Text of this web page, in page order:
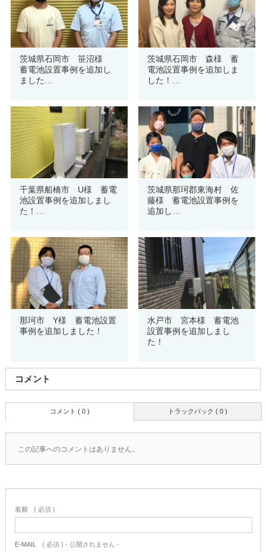
茨城県石岡市 笹沼様
蓄電池設置事例を追加し
ました…
茨城県石岡市 森様 蓄
電池設置事例を追加しま
した！…
千葉県船橋市 U様 蓄電
池設置事例を追加しまし
た！…
茨城県那珂郡東海村 佐
藤様 蓄電池設置事例を
追加し…
那珂市 Y様 蓄電池設置
事例を追加しました！
水戸市 宮本様 蓄電池
設置事例を追加しまし
た！
コメント
トラックバック ( 0 )
コメント ( 0 )
この記事へのコメントはありません。
名前 ( 必須 )
E-MAIL ( 必須 ) - 公開されません -